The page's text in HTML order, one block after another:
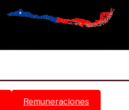
Remuneraciones